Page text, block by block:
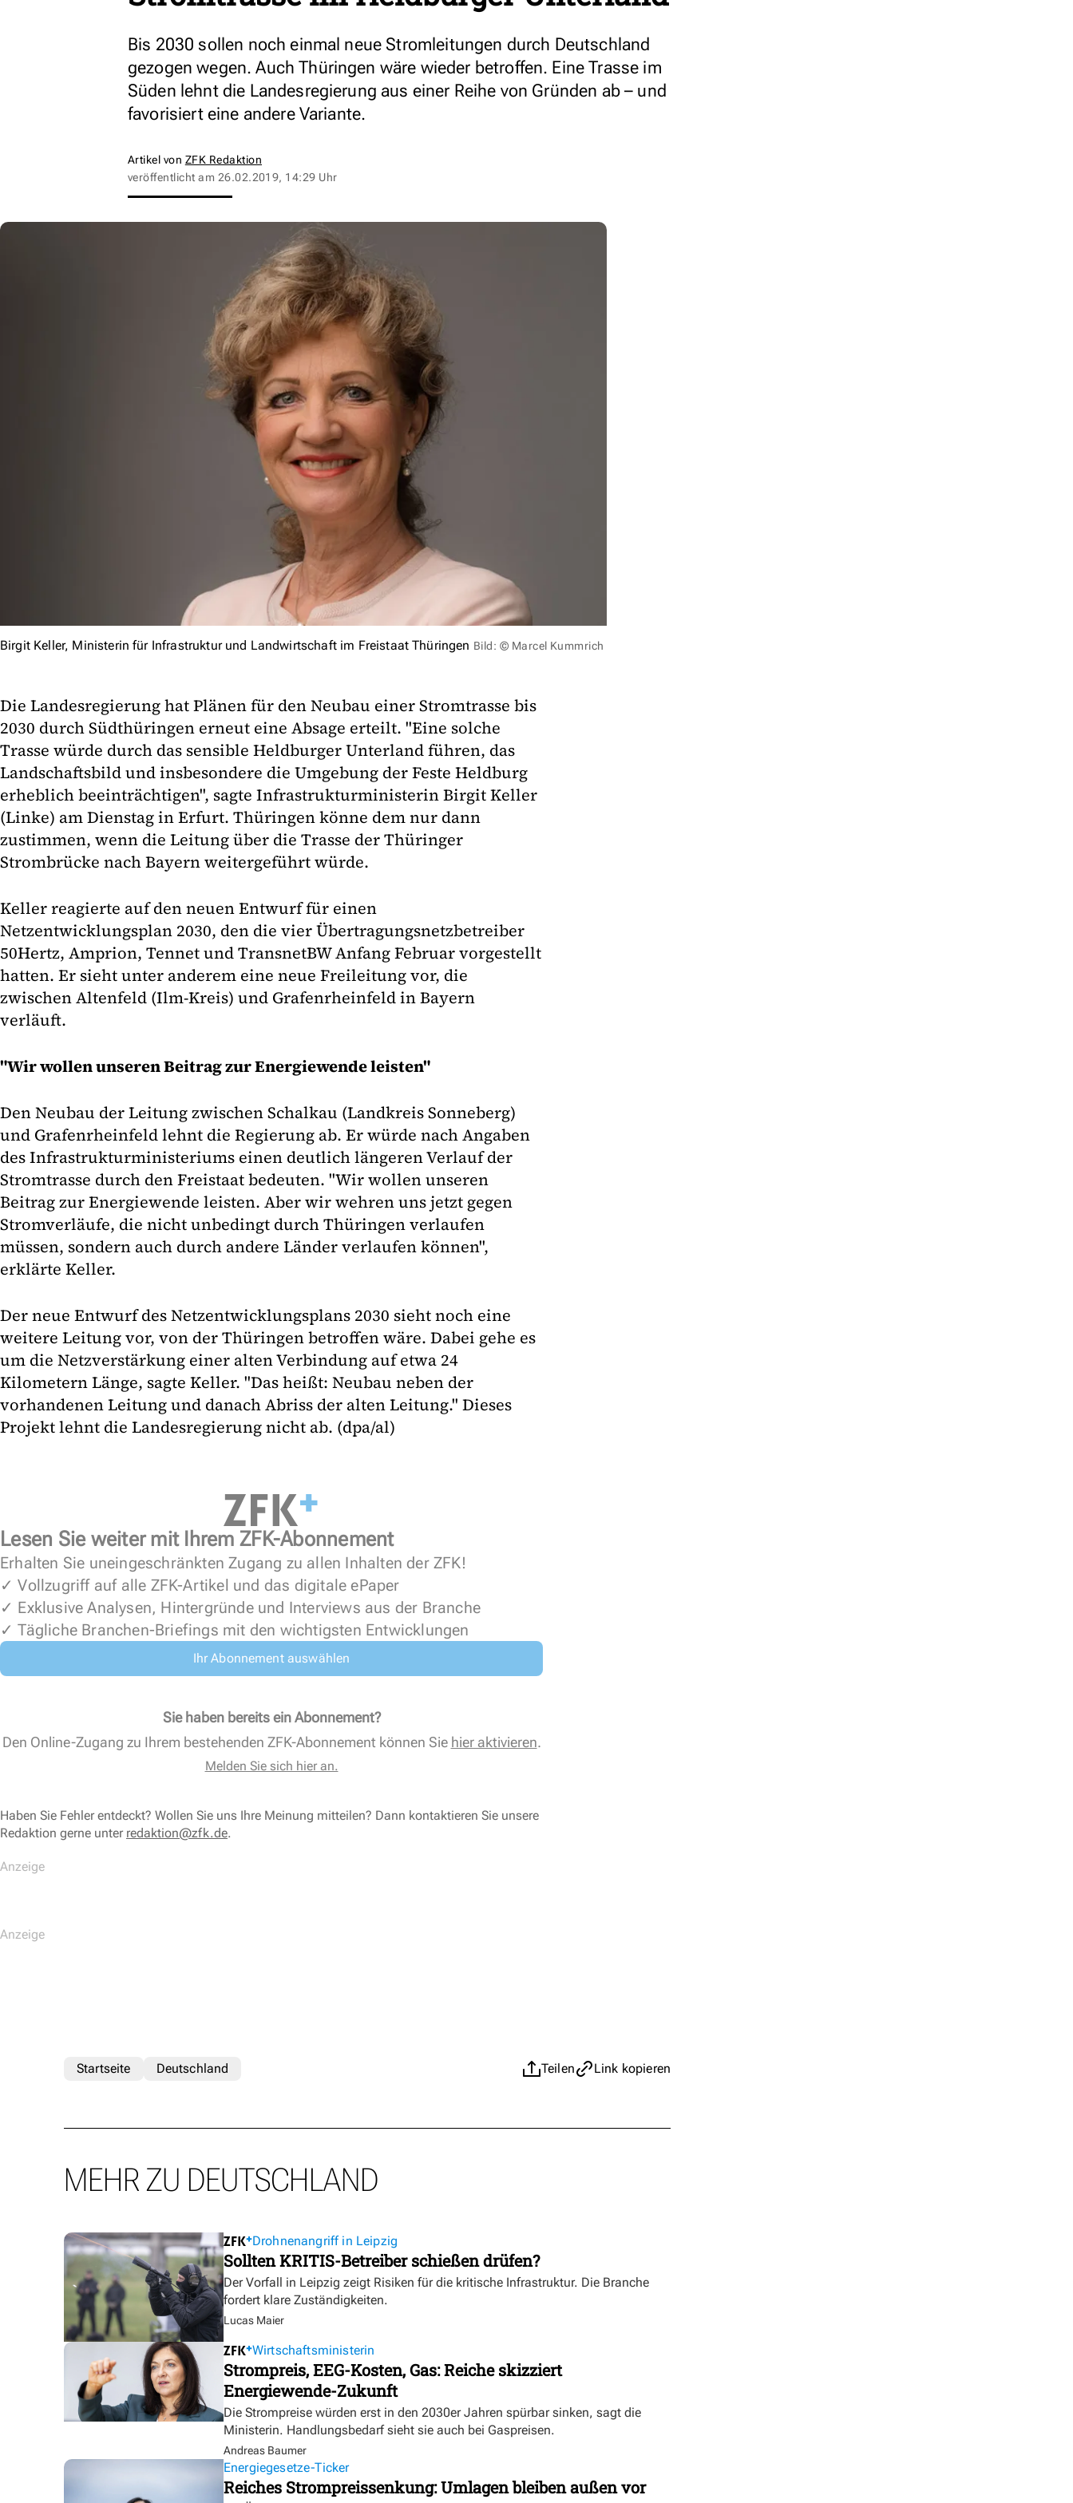
Bis 2030 sollen noch einmal neue Stromleitungen durch Deutschland
gezogen wegen. Auch Thüringen wäre wieder betroffen. Eine Trasse im
Süden lehnt die Landesregierung aus einer Reihe von Gründen ab – und
favorisiert eine andere Variante.
Artikel von ZFK Redaktion
veröffentlicht am 26.02.2019, 14:29 Uhr
Birgit Keller, Ministerin für Infrastruktur und Landwirtschaft im Freistaat Thüringen Bild: © Marcel Kummrich
Die Landesregierung hat Plänen für den Neubau einer Stromtrasse bis
2030 durch Südthüringen erneut eine Absage erteilt. "Eine solche
Trasse würde durch das sensible Heldburger Unterland führen, das
Landschaftsbild und insbesondere die Umgebung der Feste Heldburg
erheblich beeinträchtigen", sagte Infrastrukturministerin Birgit Keller
(Linke) am Dienstag in Erfurt. Thüringen könne dem nur dann
zustimmen, wenn die Leitung über die Trasse der Thüringer
Strombrücke nach Bayern weitergeführt würde.
Keller reagierte auf den neuen Entwurf für einen
Netzentwicklungsplan 2030, den die vier Übertragungsnetzbetreiber
50Hertz, Amprion, Tennet und TransnetBW Anfang Februar vorgestellt
hatten. Er sieht unter anderem eine neue Freileitung vor, die
zwischen Altenfeld (Ilm-Kreis) und Grafenrheinfeld in Bayern
verläuft.
"Wir wollen unseren Beitrag zur Energiewende leisten"
Den Neubau der Leitung zwischen Schalkau (Landkreis Sonneberg)
und Grafenrheinfeld lehnt die Regierung ab. Er würde nach Angaben
des Infrastrukturministeriums einen deutlich längeren Verlauf der
Stromtrasse durch den Freistaat bedeuten. "Wir wollen unseren
Beitrag zur Energiewende leisten. Aber wir wehren uns jetzt gegen
Stromverläufe, die nicht unbedingt durch Thüringen verlaufen
müssen, sondern auch durch andere Länder verlaufen können",
erklärte Keller.
Der neue Entwurf des Netzentwicklungsplans 2030 sieht noch eine
weitere Leitung vor, von der Thüringen betroffen wäre. Dabei gehe es
um die Netzverstärkung einer alten Verbindung auf etwa 24
Kilometern Länge, sagte Keller. "Das heißt: Neubau neben der
vorhandenen Leitung und danach Abriss der alten Leitung." Dieses
Projekt lehnt die Landesregierung nicht ab. (dpa/al)
Lesen Sie weiter mit Ihrem ZFK-Abonnement
Erhalten Sie uneingeschränkten Zugang zu allen Inhalten der ZFK!
✓ Vollzugriff auf alle ZFK-Artikel und das digitale ePaper
✓ Exklusive Analysen, Hintergründe und Interviews aus der Branche
✓ Tägliche Branchen-Briefings mit den wichtigsten Entwicklungen
Ihr Abonnement auswählen
Sie haben bereits ein Abonnement?
Den Online-Zugang zu Ihrem bestehenden ZFK-Abonnement können Sie hier aktivieren.
Melden Sie sich hier an.
Haben Sie Fehler entdeckt? Wollen Sie uns Ihre Meinung mitteilen? Dann kontaktieren Sie unsere
Redaktion gerne unter redaktion@zfk.de.
Teilen Link kopieren
Startseite Deutschland
MEHR ZU DEUTSCHLAND
Drohnenangriff in Leipzig
Sollten KRITIS-Betreiber schießen drüfen?
Der Vorfall in Leipzig zeigt Risiken für die kritische Infrastruktur. Die Branche
fordert klare Zuständigkeiten.
Lucas Maier
Wirtschaftsministerin
Strompreis, EEG-Kosten, Gas: Reiche skizziert
Energiewende-Zukunft
Die Strompreise würden erst in den 2030er Jahren spürbar sinken, sagt die
Ministerin. Handlungsbedarf sieht sie auch bei Gaspreisen.
Andreas Baumer
Energiegesetze-Ticker
Reiches Strompreissenkung: Umlagen bleiben außen vor